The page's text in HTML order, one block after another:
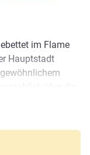
im Flame
Hauptstadt
Sie im
geräumigem
sich neue Kraft.